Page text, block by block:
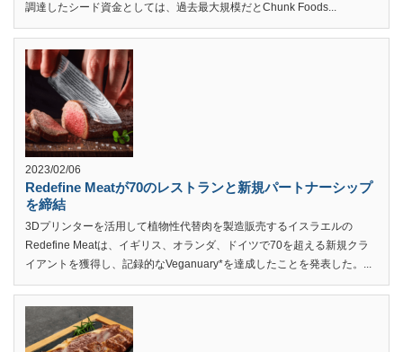
調達したシード資金としては、過去最大規模だとChunk Foods...
2023/02/06
Redefine Meatが70のレストランと新規パートナーシップ
を締結
3Dプリンターを活用して植物性代替肉を製造販売するイスラエルの
Redefine Meatは、イギリス、オランダ、ドイツで70を超える新規クラ
イアントを獲得し、記録的なVeganuary*を達成したことを発表した。...